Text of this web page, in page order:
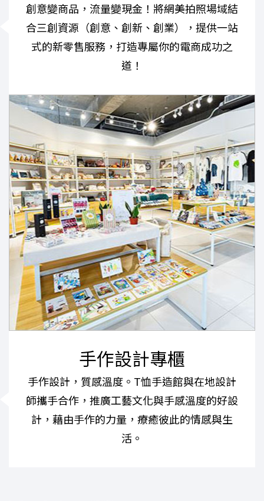
創意變商品，流量變現金！將網美拍照場域結
合三創資源（創意、創新、創業），提供一站
式的新零售服務，打造專屬你的電商成功之
道！
手作設計專櫃
手作設計，質感溫度。T恤手造館與在地設計
師攜手合作，推廣工藝文化與手感溫度的好設
計，藉由手作的力量，療癒彼此的情感與生
活。